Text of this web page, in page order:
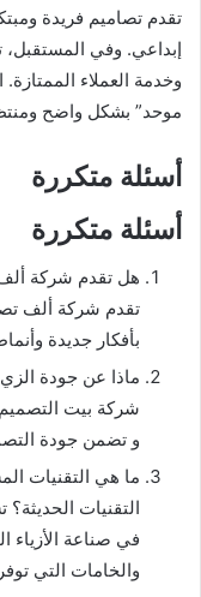
تقدم تصاميم فريدة
إبداعي. وفي المستقبل،
وخدمة العملاء
موحد” بشكل واضح
أسئلة متكررة
أسئلة متكررة
هل تقدم شركة ألف
تقدم شركة ألف
بأفكار جديدة
ماذا عن جودة
شركة بيت التصميم
و تضمن جودة
ما هي التقنيات
التقنيات
في صناعة الأزياء
والخامات التي